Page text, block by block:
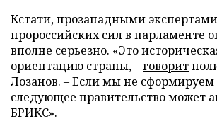
Кстати, прозападными
пророссийских сил в парламенте
вполне серьезно. «Это
ориентацию страны, –говорит
Лозанов. – Если мы не сформируем
следующее правительство может
БРИКС».